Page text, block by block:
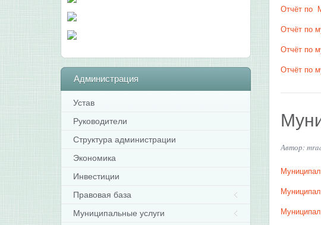
Отчёт по
Отчёт по
Отчёт по
Отчёт по
Автор:
Администрация
Устав
Руководители
Структура администрации
Экономика
Инвестиции
Правовая база
Муниципальные услуги